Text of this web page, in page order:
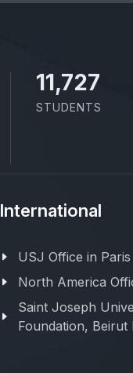
11,727
STUDENTS
International
USJ Office in Paris
North America
Saint Joseph
Foundation, Beirut